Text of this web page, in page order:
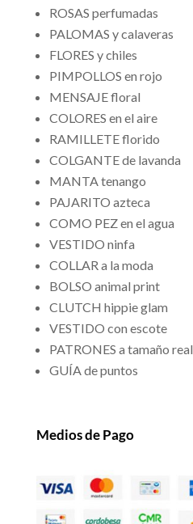
ROSAS perfumadas
PALOMAS y calaveras
FLORES y chiles
PIMPOLLOS en rojo
MENSAJE floral
COLORES en el aire
RAMILLETE florido
COLGANTE de lavanda
MANTA tenango
PAJARITO azteca
COMO PEZ en el agua
VESTIDO ninfa
COLLAR a la moda
BOLSO animal print
CLUTCH hippie glam
VESTIDO con escote
PATRONES a tamaño real
GUÍA de puntos
Medios de Pago